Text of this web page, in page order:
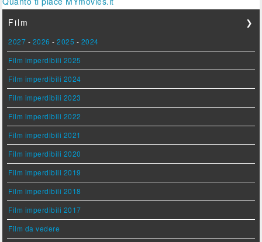
Film
❯
2027 - 2026 -2025 - 2024
Film imperdibili 2025
Film imperdibili 2024
Film imperdibili 2023
Film imperdibili 2022
Film imperdibili 2021
Film imperdibili 2020
Film imperdibili 2019
Film imperdibili 2018
Film imperdibili 2017
Film da vedere